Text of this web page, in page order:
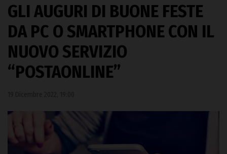
GLI AUGURI DI BUONE FESTE
DA PC O SMARTPHONE CON IL
NUOVO SERVIZIO
“POSTAONLINE”